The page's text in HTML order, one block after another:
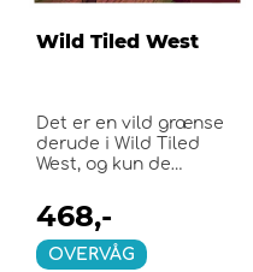
Wild Tiled West
Det er en vild grænse
derude i Wild Tiled
West, og kun de
OVERVÅG
468,-